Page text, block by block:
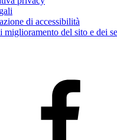
di accessibilità
miglioramento del sito e dei